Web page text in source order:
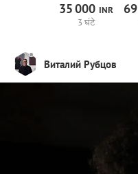
35000 INR
3 घंटे
69
Виталий Рубцов